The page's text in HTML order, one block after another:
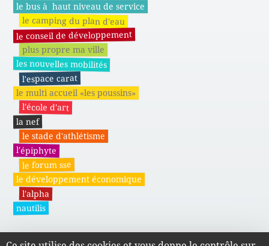
le bus à haut niveau de service
le camping du plan d'eau
le conseil de développement
plus propre ma ville
les nouvelles mobilités
l'espace carat
le multi accueil «les poussins»
l'école d'art
la nef
le stade d'athlétisme
l'épiphyte
le forum sse
le développement économique
l'alpha
nautilis